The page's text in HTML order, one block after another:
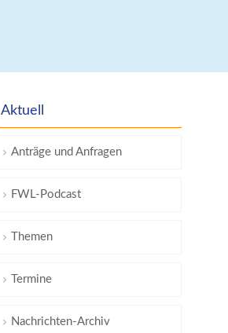
Aktuell
Anträge und Anfragen
FWL-Podcast
Themen
Termine
Nachrichten-Archiv